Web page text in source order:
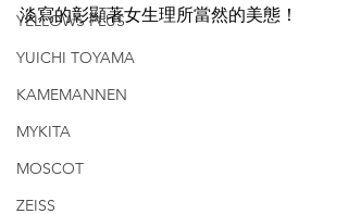
YELLOWS PLUS
YUICHI TOYAMA
KAMEMANNEN
MYKITA
MOSCOT
ZEISS
淡寫的彰顯著女生理所當然的美態！